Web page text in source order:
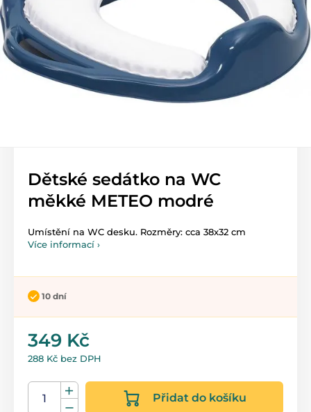
Dětské sedátko na WC
měkké METEO modré
Umístění na WC desku. Rozměry: cca 38x32 cm
Více informací ›
10 dní
349 Kč
288 Kč bez DPH
Přidat do košíku